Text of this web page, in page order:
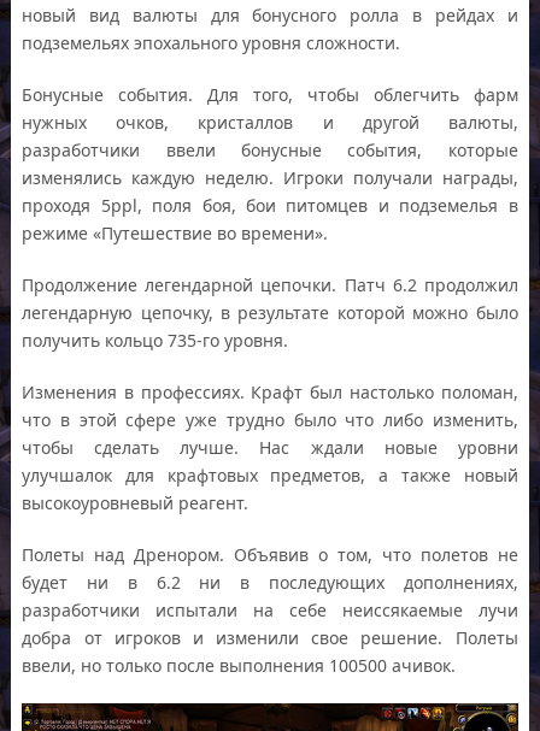
новый вид валюты для бонусного ролла в рейдах и
подземельях эпохального уровня сложности.
Бонусные события. Для того, чтобы облегчить фарм
нужных очков, кристаллов и другой валюты,
разработчики ввели бонусные события, которые
изменялись каждую неделю. Игроки получали награды,
проходя 5ppl, поля боя, бои питомцев и подземелья в
режиме «Путешествие во времени».
Продолжение легендарной цепочки. Патч 6.2 продолжил
легендарную цепочку, в результате которой можно было
получить кольцо 735-го уровня.
Изменения в профессиях. Крафт был настолько поломан,
что в этой сфере уже трудно было что либо изменить,
чтобы сделать лучше. Нас ждали новые уровни
улучшалок для крафтовых предметов, а также новый
высокоуровневый реагент.
Полеты над Дренором. Объявив о том, что полетов не
будет ни в 6.2 ни в последующих дополнениях,
разработчики испытали на себе неиссякаемые лучи
добра от игроков и изменили свое решение. Полеты
ввели, но только после выполнения 100500 ачивок.